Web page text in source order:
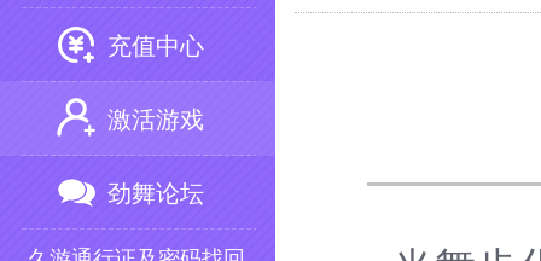
充值中心
激活游戏
劲舞论坛